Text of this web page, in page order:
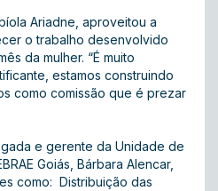
Ariadne, aproveitou a
o trabalho desenvolvido
da mulher. “É muito
estamos construindo
como comissão que é prezar
e gerente da Unidade de
Goiás, Bárbara Alencar,
como: Distribuição das